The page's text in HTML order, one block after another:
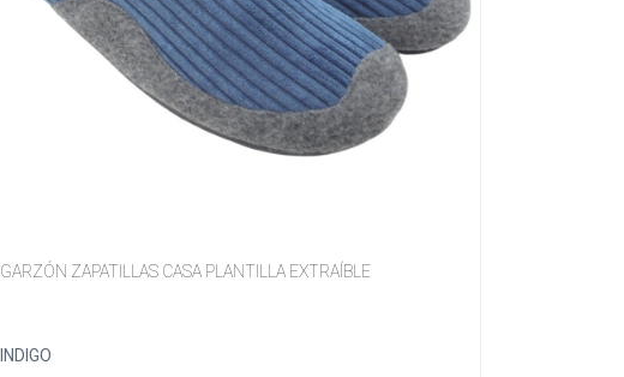
GARZÓN ZAPATILLAS CASA PLANTILLA EXTRAÍBLE
INDIGO